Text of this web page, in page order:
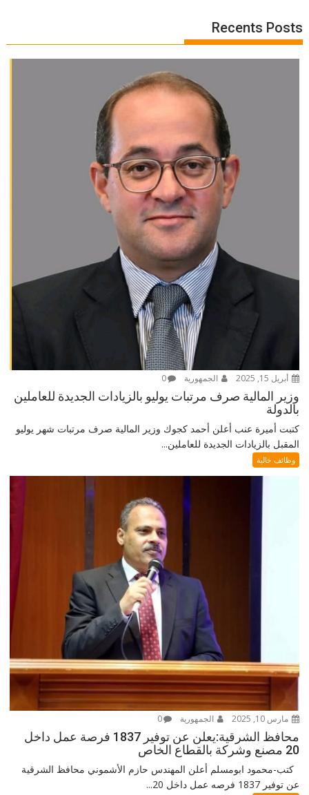
Recents Posts
أبريل 15, 2025 الجمهورية 0
وزير المالية صرف مرتبات يوليو بالزيادات الجديدة للعاملين
بالدولة
كتبت أميرة عنب أعلن أحمد كجوك وزير المالية صرف مرتبات شهر يوليو
المقبل بالزيادات الجديدة للعاملين...
وظائف خالية
مارس 10, 2025 الجمهورية 0
محافظ الشرقية:يعلن عن توفير 1837 فرصة عمل داخل
20 مصنع وشركة بالقطاع الخاص
كتب-محمود ابومسلم أعلن المهندس حازم الأشموني محافظ الشرقية
عن توفير 1837 فرصه عمل داخل 20...